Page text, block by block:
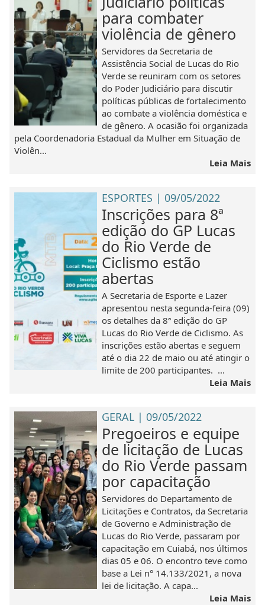
para combater
violência de gênero
Servidores da Secretaria de
Assistência Social de Lucas do Rio
Verde se reuniram com os setores
do Poder Judiciário para discutir
políticas públicas de fortalecimento
ao combate a violência doméstica e
de gênero. A ocasião foi organizada
pela Coordenadoria Estadual da Mulher em Situação de
Violên...
Leia Mais
ESPORTES | 09/05/2022
Inscrições para 8ª
edição do GP Lucas
do Rio Verde de
Ciclismo estão
abertas
A Secretaria de Esporte e Lazer
apresentou nesta segunda-feira (09)
os detalhes da 8ª edição do GP
Lucas do Rio Verde de Ciclismo. As
inscrições estão abertas e seguem
até o dia 22 de maio ou até atingir o
limite de 200 participantes. ...
Leia Mais
GERAL | 09/05/2022
Pregoeiros e equipe
de licitação de Lucas
do Rio Verde passam
por capacitação
Servidores do Departamento de
Licitações e Contratos, da Secretaria
de Governo e Administração de
Lucas do Rio Verde, passaram por
capacitação em Cuiabá, nos últimos
dias 05 e 06. O encontro teve como
base a Lei n° 14.133/2021, a nova
lei de licitação. A capa...
Leia Mais